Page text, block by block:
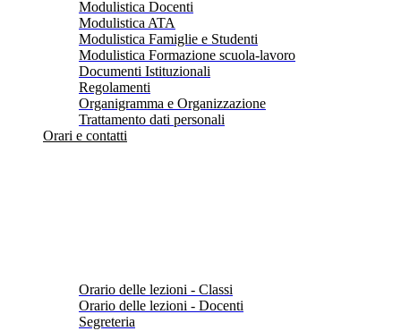
Modulistica Docenti
Modulistica ATA
Modulistica Famiglie e Studenti
Modulistica Formazione scuola-lavoro
Documenti Istituzionali
Regolamenti
Organigramma e Organizzazione
Trattamento dati personali
Orari e contatti
Orario delle lezioni - Classi
Orario delle lezioni - Docenti
Segreteria